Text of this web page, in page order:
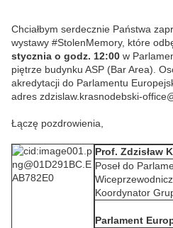
Chciałbym serdecznie Państwa
wystawy #StolenMemory, które
stycznia o godz. 12:00 w
piętrze budynku ASP (Bar Area).
akredytacji do Parlamentu
adres zdzislaw.krasnodebski-
Łączę pozdrowienia,
Prof. Zdzisław
Poseł do
Koordynator
Parlament